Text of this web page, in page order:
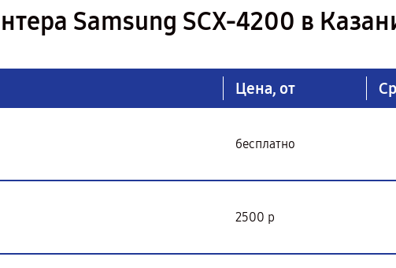
Samsung SCX-4200 в
Цена, от
бесплатно
2500 р